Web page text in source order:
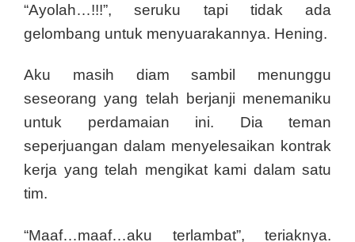
“Ayolah…!!!”, seruku tapi tidak ada
gelombang untuk menyuarakannya. Hening.
Aku masih diam sambil menunggu
seseorang yang telah berjanji menemaniku
untuk perdamaian ini. Dia teman
seperjuangan dalam menyelesaikan kontrak
kerja yang telah mengikat kami dalam satu
tim.
“Maaf…maaf…aku terlambat”, teriaknya.